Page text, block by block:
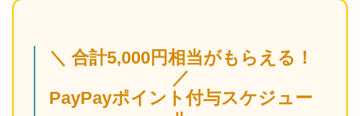
＼ 合計5,000円相当がもらえる！
／
PayPayポイント付与スケジュー